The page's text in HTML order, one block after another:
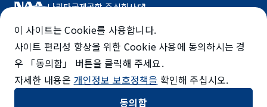
나리타국제공항 주식회사
나리타 국제공항은 NAA가 운영하고 있습니다.
©NARITA INTERNATIONAL AIRPORT CORPORATION
SKYTRAX
5-STAR AIRPORT
이 사이트는 Cookie를 사용합니다.
사이트 편리성 향상을 위한 Cookie 사용에 동의하시는 경
우 「동의함」 버튼을 클릭해 주세요.
자세한 내용은 개인정보 보호정책을 확인해 주십시오.
동의함